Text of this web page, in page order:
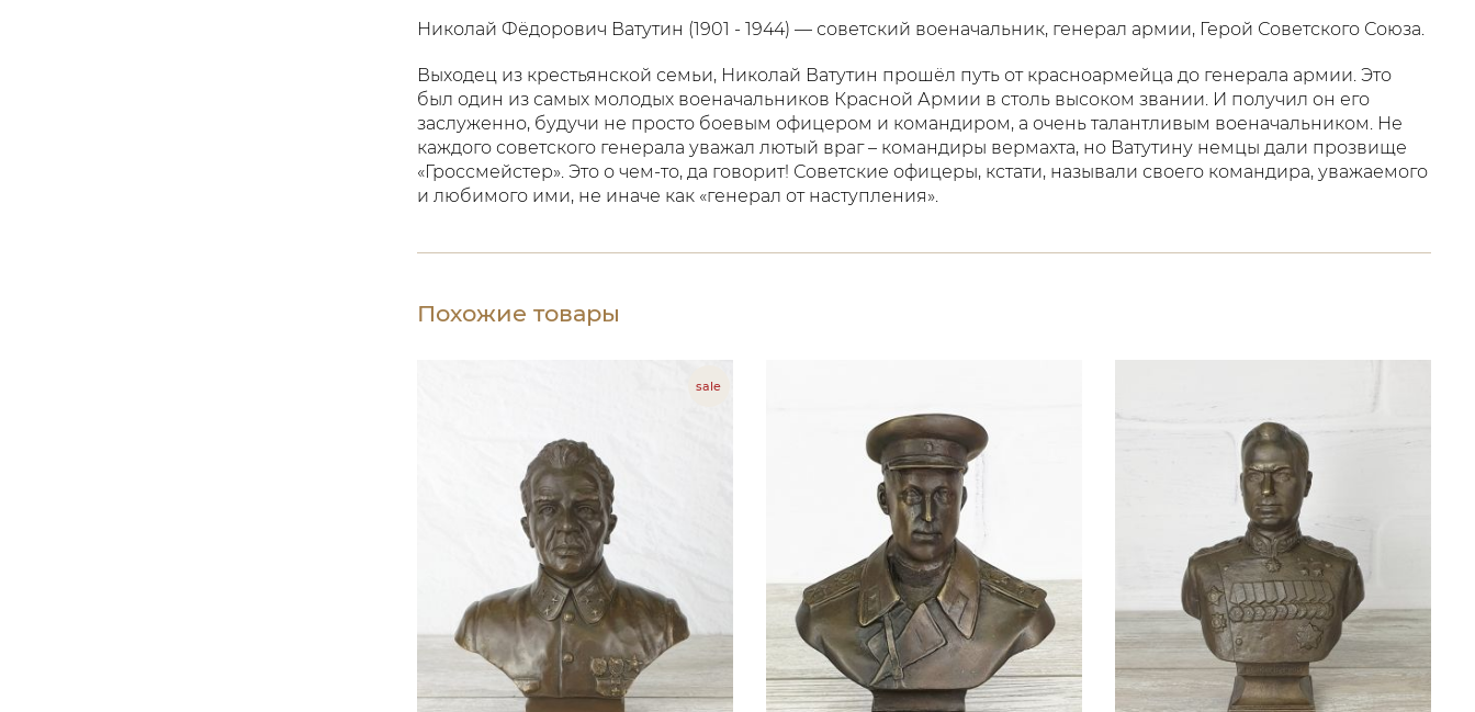
Николай Фёдорович Ватутин (1901 - 1944) — советский военачальник, генерал армии, Герой Советского Союза.
Выходец из крестьянской семьи, Николай Ватутин прошёл путь от красноармейца до генерала армии. Это
был один из самых молодых военачальников Красной Армии в столь высоком звании. И получил он его
заслуженно, будучи не просто боевым офицером и командиром, а очень талантливым военачальником. Не
каждого советского генерала уважал лютый враг – командиры вермахта, но Ватутину немцы дали прозвище
«Гроссмейстер». Это о чем-то, да говорит! Советские офицеры, кстати, называли своего командира, уважаемого
и любимого ими, не иначе как «генерал от наступления».
Похожие товары